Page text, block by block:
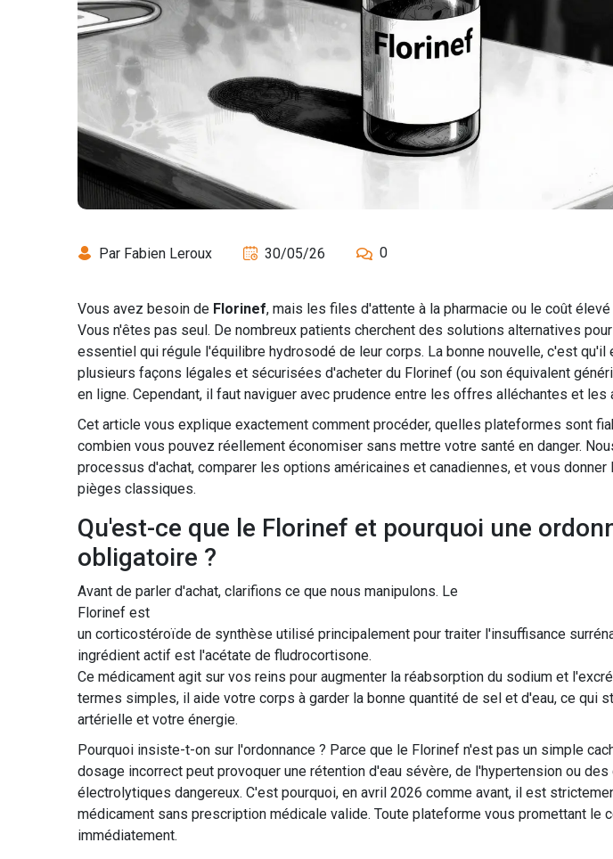
Par Fabien Leroux 30/05/26 0
Vous avez besoin de Florinef, mais les files d'attente à la pharmacie ou le coût
Vous n'êtes pas seul. De nombreux patients cherchent des solutions alternatives
essentiel qui régule l'équilibre hydrosodé de leur corps. La bonne nouvelle, c'est qu'il
plusieurs façons légales et sécurisées d'acheter du Florinef (ou son équivalent
en ligne. Cependant, il faut naviguer avec prudence entre les offres alléchantes et les
Cet article vous explique exactement comment procéder, quelles plateformes sont
combien vous pouvez réellement économiser sans mettre votre santé en danger.
processus d'achat, comparer les options américaines et canadiennes, et vous
pièges classiques.
Qu'est-ce que le Florinef et pourquoi une
obligatoire ?
Avant de parler d'achat, clarifions ce que nous manipulons. Le
Florinef est
un corticostéroïde de synthèse utilisé principalement pour traiter l'insuffisance
ingrédient actif est l'acétate de fludrocortisone.
Ce médicament agit sur vos reins pour augmenter la réabsorption du sodium et
termes simples, il aide votre corps à garder la bonne quantité de sel et d'eau, ce qui
artérielle et votre énergie.
Pourquoi insiste-t-on sur l'ordonnance ? Parce que le Florinef n'est pas un simple
dosage incorrect peut provoquer une rétention d'eau sévère, de l'hypertension ou
électrolytiques dangereux. C'est pourquoi, en avril 2026 comme avant, il est
médicament sans prescription médicale valide. Toute plateforme vous promettant le
immédiatement.